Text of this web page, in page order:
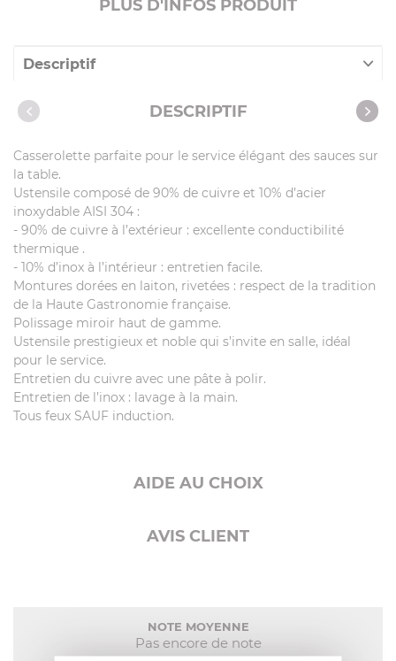
PLUS D'INFOS PRODUIT
Descriptif
Caractéristiques DESCRIPTIF
Casserolette parfaite pour le service élégant des sauces sur
la table.
Ustensile composé de 90% de cuivre et 10% d’acier
inoxydable AISI 304 :
- 90% de cuivre à l’extérieur : excellente conductibilité
thermique .
- 10% d’inox à l’intérieur : entretien facile.
Montures dorées en laiton, rivetées : respect de la tradition
de la Haute Gastronomie française.
Polissage miroir haut de gamme.
Ustensile prestigieux et noble qui s’invite en salle, idéal
pour le service.
Entretien du cuivre avec une pâte à polir.
Entretien de l’inox : lavage à la main.
Tous feux SAUF induction.
AIDE AU CHOIX
AVIS CLIENT
NOTE MOYENNE
Pas encore de note